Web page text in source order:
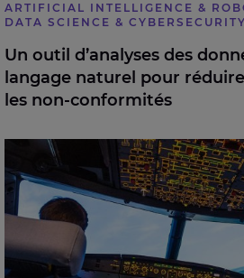
ARTIFICIAL INTELLIGENCE &
DATA SCIENCE & CYBERSECURITY
Un outil d’analyses des
langage naturel pour
les non-conformités
Application basée sur le Deep
de vitesse de secours